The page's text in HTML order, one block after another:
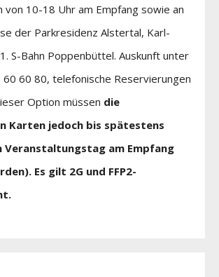
von 10-18 Uhr am Empfang sowie an
der Parkresidenz Alstertal, Karl-
S-Bahn Poppenbüttel. Auskunft unter
60 60 80, telefonische Reservierungen
Option müssen die
Karten jedoch bis spätestens
Veranstaltungstag am Empfang
Es gilt 2G und FFP2-